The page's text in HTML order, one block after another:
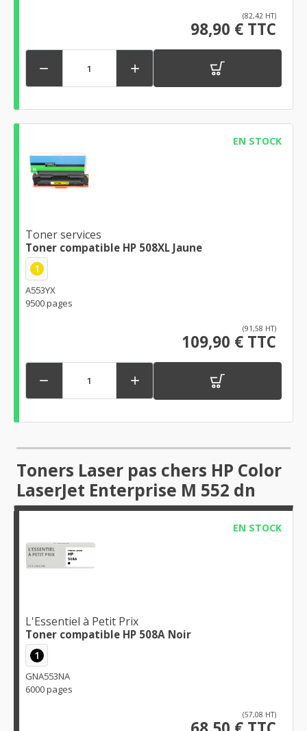
(82,42 HT)
98,90 € TTC
 
EN STOCK
Toner services
Toner compatible HP 508XL Jaune
1
A553YX
9500 pages
(91,58 HT)
109,90 € TTC
 
Toners Laser pas chers HP Color
LaserJet Enterprise M 552 dn
EN STOCK
L'Essentiel à Petit Prix
Toner compatible HP 508A Noir
1
GNA553NA
6000 pages
(57,08 HT)